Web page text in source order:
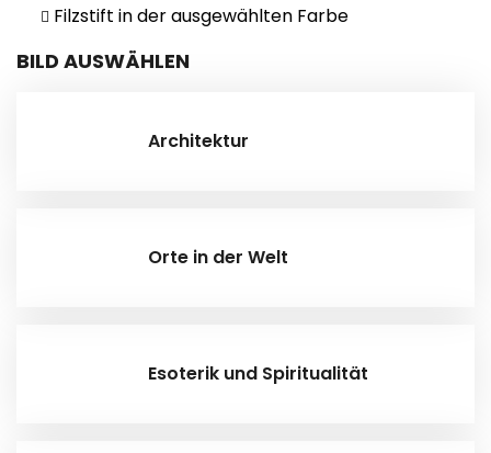
Filzstift in der ausgewählten Farbe
BILD AUSWÄHLEN
Architektur
Orte in der Welt
Esoterik und Spiritualität